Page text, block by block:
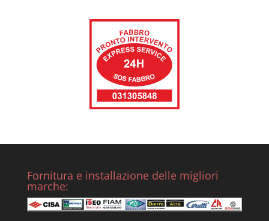
Fornitura e installazione delle migliori
marche: